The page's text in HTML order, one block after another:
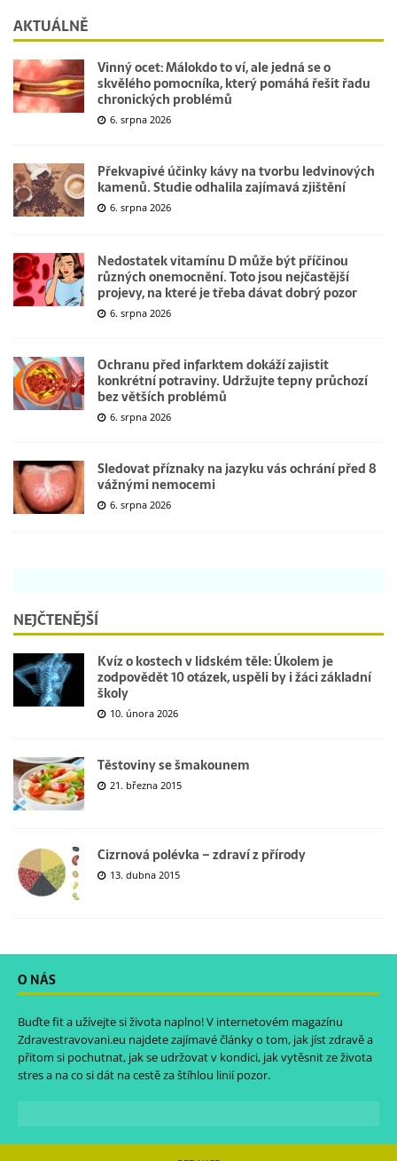
AKTUÁLNĚ
Vinný ocet: Málokdo to ví, ale jedná se o
skvělého pomocníka, který pomáhá řešit řadu
chronických problémů
6. srpna 2026
Překvapivé účinky kávy na tvorbu ledvinových
kamenů. Studie odhalila zajímavá zjištění
6. srpna 2026
Nedostatek vitamínu D může být příčinou
různých onemocnění. Toto jsou nejčastější
projevy, na které je třeba dávat dobrý pozor
6. srpna 2026
Ochranu před infarktem dokáží zajistit
konkrétní potraviny. Udržujte tepny průchozí
bez větších problémů
6. srpna 2026
Sledovat příznaky na jazyku vás ochrání před 8
vážnými nemocemi
6. srpna 2026
NEJČTENĚJŠÍ
Kvíz o kostech v lidském těle: Úkolem je
zodpovědět 10 otázek, uspěli by i žáci základní
školy
10. února 2026
Těstoviny se šmakounem
21. března 2015
Cizrnová polévka – zdraví z přírody
13. dubna 2015
O NÁS
Buďte fit a užívejte si života naplno! V internetovém magazínu
Zdravestravovani.eu najdete zajímavé články o tom, jak jíst zdravě a
přitom si pochutnat, jak se udržovat v kondici, jak vytěsnit ze života
stres a na co si dát na cestě za štíhlou linií pozor.